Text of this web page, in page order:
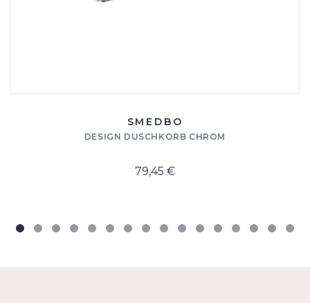
SMEDBO
DESIGN DUSCHKORB CHROM
79,45 €